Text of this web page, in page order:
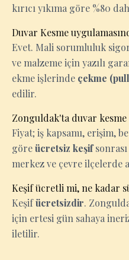
kırıcı yıkıma göre %80
Duvar Kesme
Evet. Mali sorumluluk
ve malzeme için yazılı
ekme işlerinde çekme
edilir.
Zonguldak'ta duvar
Fiyat; iş kapsamı, erişim,
göreücretsiz keşif
merkez ve çevre ilçelerde
Keşif ücretli mi, ne kadar
Keşifücretsizdir.
için ertesi gün sahaya
iletilir.